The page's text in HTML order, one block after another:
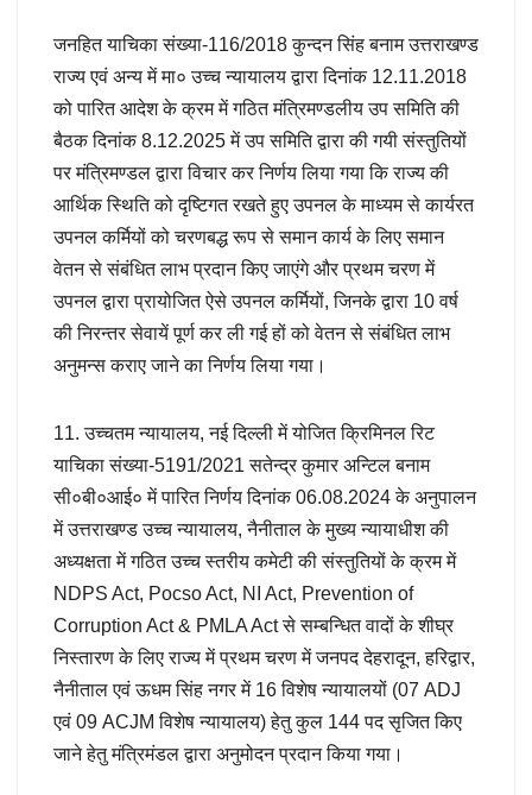
जनहित याचिका संख्या-116/2018 कुन्दन सिंह बनाम उत्तराखण्ड
राज्य एवं अन्य में मा० उच्च न्यायालय द्वारा दिनांक 12.11.2018
को पारित आदेश के क्रम में गठित मंत्रिमण्डलीय उप समिति की
बैठक दिनांक 8.12.2025 में उप समिति द्वारा की गयी संस्तुतियों
पर मंत्रिमण्डल द्वारा विचार कर निर्णय लिया गया कि राज्य की
आर्थिक स्थिति को दृष्टिगत रखते हुए उपनल के माध्यम से कार्यरत
उपनल कर्मियों को चरणबद्ध रूप से समान कार्य के लिए समान
वेतन से संबंधित लाभ प्रदान किए जाएंगे और प्रथम चरण में
उपनल द्वारा प्रायोजित ऐसे उपनल कर्मियों, जिनके द्वारा 10 वर्ष
की निरन्तर सेवायें पूर्ण कर ली गई हों को वेतन से संबंधित लाभ
अनुमन्स कराए जाने का निर्णय लिया गया।
11. उच्चतम न्यायालय, नई दिल्ली में योजित क्रिमिनल रिट
याचिका संख्या-5191/2021 सतेन्द्र कुमार अन्टिल बनाम
सी०बी०आई० में पारित निर्णय दिनांक 06.08.2024 के अनुपालन
में उत्तराखण्ड उच्च न्यायालय, नैनीताल के मुख्य न्यायाधीश की
अध्यक्षता में गठित उच्च स्तरीय कमेटी की संस्तुतियों के क्रम में
NDPS Act, Pocso Act, NI Act, Prevention of
Corruption Act & PMLA Act से सम्बन्धित वादों के शीघ्र
निस्तारण के लिए राज्य में प्रथम चरण में जनपद देहरादून, हरिद्वार,
नैनीताल एवं ऊधम सिंह नगर में 16 विशेष न्यायालयों (07 ADJ
एवं 09 ACJM विशेष न्यायालय) हेतु कुल 144 पद सृजित किए
जाने हेतु मंत्रिमंडल द्वारा अनुमोदन प्रदान किया गया।